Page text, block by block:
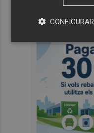
CONFIGURAR